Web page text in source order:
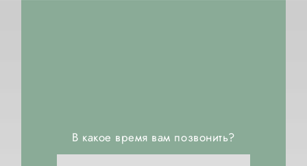
В какое время вам позвонить?